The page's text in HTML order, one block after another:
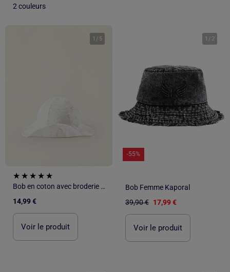
2 couleurs
1 / 5
Bob en coton avec broderie anglaise
14,99 €
Voir le produit
1 / 2
-55%
Bob Femme Kaporal
39,90 € 17,99 €
Voir le produit